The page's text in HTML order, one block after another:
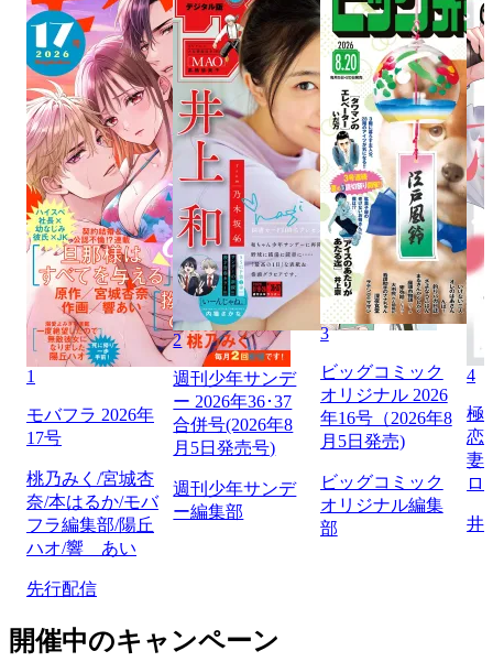
1
モバフラ 2026年
17号
桃乃みく/宮城杏
奈/本はるか/モバ
フラ編集部/陽丘
ハオ/響 あい
先行配信
2
週刊少年サンデ
ー 2026年36･37
合併号(2026年8
月5日発売号)
週刊少年サンデ
ー編集部
3
ビッグコミック
オリジナル 2026
年16号（2026年8
月5日発売)
ビッグコミック
オリジナル編集
部
4
極
恋
妻
ロ
井
開催中のキャンペーン